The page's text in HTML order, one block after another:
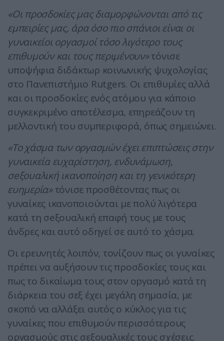
«Οι προσδοκίες μας διαμορφώνονται από τις
εμπειρίες μας, άρα όσο πιο σπάνιοι είναι οι
γυναικείοι οργασμοί τόσο λιγότερο τους
επιθυμούν και τους περιμένουν»τόνισε
υποψήφια διδάκτωρ κοινωνικής ψυχολογίας
στο Πανεπιστήμιο Rutgers. Οι επιθυμίες αλλά
και οι προσδοκίες ενός ατόμου για κάποιο
συγκεκριμένο αποτέλεσμα, επηρεάζουν τη
μελλοντική του συμπεριφορά, όπως σημειώνει.
«Το χάσμα των οργασμών έχει επιπτώσεις στην
γυναικεία ευχαρίστηση, ενδυνάμωση,
σeξουαλική ικανοποίηση και τη γενικότερη
ευημερία»τόνισε προσθέτοντας πως οι
γυναίκες ικανοποιούνται με πολύ λιγότερα
κατά τη σeξουαλική επαφή τους με τους
άνδρες και αυτό οδηγεί σε αυτό το χάσμα.
Οι ερευνητές λοιπόν, τονίζουν πως οι γυναίκες
πρέπει να αυξήσουν τις προσδοκίες τους και
πως το δικαίωμα τους στον οpγασμό κατά τη
διάρκεια του σεξ έχει μεγάλη σημασία, με
σκοπό να αλλάξει αυτός ο κύκλος για τις
γυναίκες που επιθυμούν περισσότερους
οργασμούς στις σεξουαλικές τους σχέσεις.